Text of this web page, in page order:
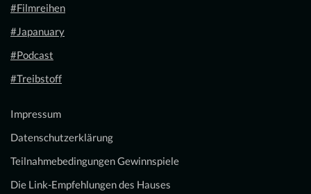
#Filmreihen
#Japanuary
#Podcast
#Treibstoff
Impressum
Datenschutzerklärung
Teilnahmebedingungen Gewinnspiele
Die Link-Empfehlungen des Hauses